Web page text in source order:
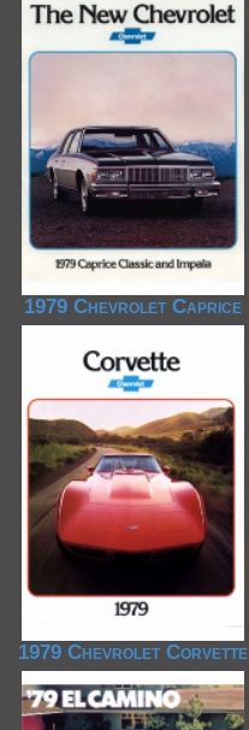
1979 Chevrolet Caprice
1979 Chevrolet Corvette